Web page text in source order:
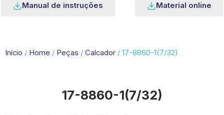
Manual de instruções Material online
Início / Home / Peças / Calcador / 17-8860-1(7/32)
17-8860-1(7/32)